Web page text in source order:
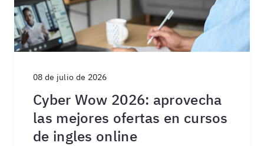
08 de julio de 2026
Cyber Wow 2026: aprovecha
las mejores ofertas en cursos
de ingles online